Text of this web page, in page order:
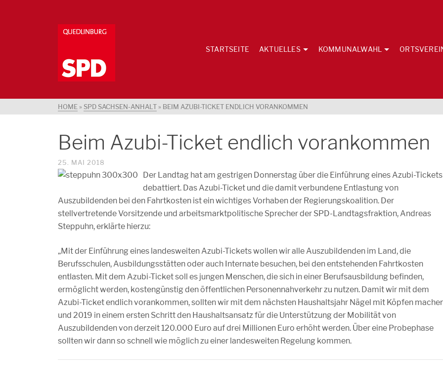
STARTSEITE AKTUELLES KOMMUNALWAHL
HOME » SPD SACHSEN-ANHALT » BEIM AZUBI-TICKET ENDLICH VORANKOMMEN
Beim Azubi-Ticket endlich vorankommen
25. MAI 2018
Der Landtag hat am gestrigen Donnerstag über die Einführung eines Azubi-Tickets
debattiert. Das Azubi-Ticket und die damit verbundene Entlastung von
Auszubildenden bei den Fahrtkosten ist ein wichtiges Vorhaben der Regierungskoalition. Der
stellvertretende Vorsitzende und arbeitsmarktpolitische Sprecher der SPD-Landtagsfraktion, Andreas
Steppuhn, erklärte hierzu:
„Mit der Einführung eines landesweiten Azubi-Tickets wollen wir alle Auszubildenden im Land, die
Berufsschulen, Ausbildungsstätten oder auch Internate besuchen, bei den entstehenden Fahrtkosten
entlasten. Mit dem Azubi-Ticket soll es jungen Menschen, die sich in einer Berufsausbildung befinden,
ermöglicht werden, kostengünstig den öffentlichen Personennahverkehr zu nutzen. Damit wir mit dem
Azubi-Ticket endlich vorankommen, sollten wir mit dem nächsten Haushaltsjahr Nägel mit Köpfen
und 2019 in einem ersten Schritt den Haushaltsansatz für die Unterstützung der Mobilität von
Auszubildenden von derzeit 120.000 Euro auf drei Millionen Euro erhöht werden. Über eine Probephase
sollten wir dann so schnell wie möglich zu einer landesweiten Regelung kommen.